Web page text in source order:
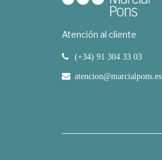
Atención al cliente
(+34) 91 304 33 03
atencion@marcialpons.es